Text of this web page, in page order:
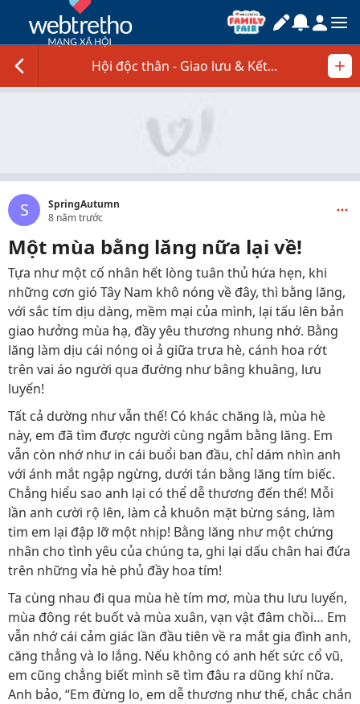
Hội độc thân - Giao lưu & Kết...
S
SpringAutumn
8 năm trước
Một mùa bằng lăng nữa lại về!
Tựa như một cố nhân hết lòng tuân thủ hứa hẹn, khi
những cơn gió Tây Nam khô nóng về đây, thì bằng lăng,
với sắc tím dịu dàng, mềm mại của mình, lại tấu lên bản
giao hưởng mùa hạ, đầy yêu thương nhung nhớ. Bằng
lăng làm dịu cái nóng oi ả giữa trưa hè, cánh hoa rớt
trên vai áo người qua đường như bâng khuâng, lưu
luyến!
Tất cả dường như vẫn thế! Có khác chăng là, mùa hè
này, em đã tìm được người cùng ngắm bằng lăng. Em
vẫn còn nhớ như in cái buổi ban đầu, chỉ dám nhìn anh
với ánh mắt ngập ngừng, dưới tán bằng lăng tím biếc.
Chẳng hiểu sao anh lại có thể dễ thương đến thế! Mỗi
lần anh cười rộ lên, làm cả khuôn mặt bừng sáng, làm
tim em lại đập lỡ một nhịp! Bằng lăng như một chứng
nhân cho tình yêu của chúng ta, ghi lại dấu chân hai đứa
trên những vỉa hè phủ đầy hoa tím!
Ta cùng nhau đi qua mùa hè tím mơ, mùa thu lưu luyến,
mùa đông rét buốt và mùa xuân, vạn vật đâm chồi… Em
vẫn nhớ cái cảm giác lần đầu tiên về ra mắt gia đình anh,
căng thẳng và lo lắng. Nếu không có anh hết sức cổ vũ,
em cũng chẳng biết mình sẽ tìm đâu ra dũng khí nữa.
Anh bảo, “Em đừng lo, em dễ thương như thế, chắc chắn